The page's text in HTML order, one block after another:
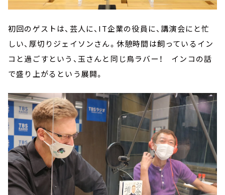
初回のゲストは、芸人に、IT企業の役員に、講演会にと忙
しい、厚切りジェイソンさん。休憩時間は飼っているイン
コと過ごすという、玉さんと同じ鳥ラバー！ インコの話
で盛り上がるという展開。